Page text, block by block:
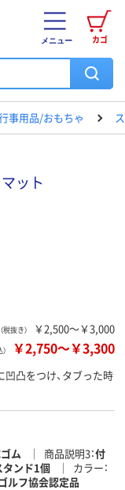
カゴ
メニュー
事用品/おもちゃ
ット
税抜き） ￥2,500～￥3,000
￥2,750～￥3,300
凸をつけ、タブった時
ム 商品説明3 付
タンド1個
カラー
ルフ協会認定品